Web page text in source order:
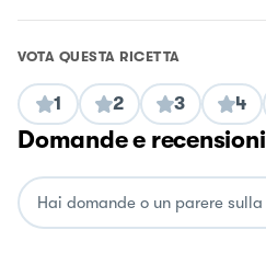
VOTA QUESTA RICETTA
1 2 3 4
Domande e recensioni